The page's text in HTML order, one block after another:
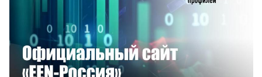
Смотреть проект